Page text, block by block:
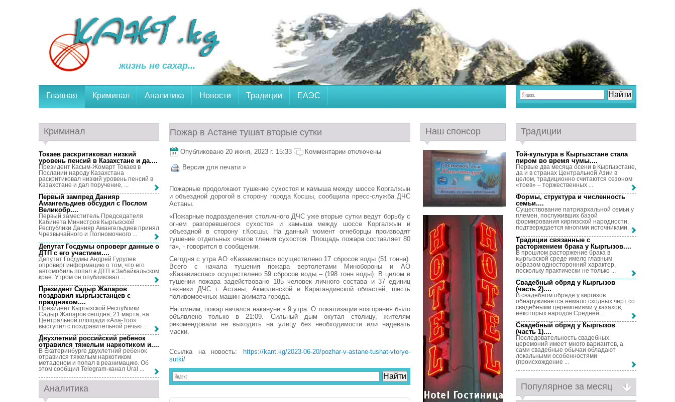
жизнь не сахар...
Главная Криминал Аналитика Новости Традиции ЕАЭС
Пожар в Астане тушат вторые сутки
Опубликовано 20 июня, 2023 г. 15:33 Комментарии отключены
Версия для печати »
Пожарные продолжают тушение сухостоя и камыша между шоссе Коргалжын
и объездной дорогой в сторону города Косшы, сообщила пресс-служба ДЧС
Астаны.
«Пожарные подразделения столичного ДЧС уже вторые сутки ведут борьбу с
огнем разгоревшегося сухостоя и камыша между шоссе Коргалжын и
объездной в сторону г.Косшы. На данный момент огнеборцы производят
тушение отдельных очагов тления сухостоя. Площадь пожара составляет 80
га», - говорится в сообщении.
Сегодня с утра АО «Казавиаспас» осуществлено 17 сбросов воды (51 тонна).
Всего с начала тушения пожара вертолетами Минобороны и АО
«Казавиаспас» осуществлено 59 сбросов воды – (198 тонн воды). В целом в
тушении пожара задействовано 185 человек личного состава и 37 единиц
техники ДЧС г. Астаны, Акмолинской и Карагандинской областей, шесть
поливомоечных машин акимата города.
Напомним, пожар начался накануне в 9 утра. О локализации возгорания было
объявлено только в 21:09. Сильный дым окутал столицу, жителям
рекомендовали не выходить на улицу без необходимости или надевать
маски.
Ссылка на новость:
https://kant.kg/2023-06-20/pozhar-v-astane-tushat-vtorye-
sutki/
Криминал
Токаев раскритиковал низкий
уровень пенсий в Казахстане и да....
Президент Касым-Жомарт Токаев в
Послании народу Казахстана
раскритиковал низкий уровень пенсий в
Казахстане и дал поручение, ...
Первый зампред Данияр
Амангельдиев обсудил с Послом
Великобр....
Первый заместитель Председателя
Кабинета Министров Кыргызской
Республики Данияр Амангельдиев принял
Чрезвычайного и Полномочного ...
Депутат Госдумы опроверг данные о
ДТП с его участием....
Депутат Госдумы Андрей Гурулев
опроверг информацию о том, что его
автомобиль попал в ДТП в Забайкальском
крае. Утром он опубликовал ...
Президент Садыр Жапаров
поздравил кыргызстанцев с
праздником....
Президент Кыргызской Республики
Садыр Жапаров сегодня, 21 марта, на
Центральной площади «Ала-Тоо»
выступил с поздравительной речью ...
Двухлетний российский ребенок
отравился тяжелым наркотиком и....
В Екатеринбурге двухлетний ребенок
отравился тяжелым наркотиком
метадоном и попал в реанимацию. Об
этом сообщил Telegram-канал Ural ...
Аналитика
Наш спонсор Традиции
Той-культура в Кыргызстане стала
пиром во время чумы....
Первые два месяца осени в Кыргызстане,
да и в странах Центральной Азии в
целом, традиционно считаются сезоном
«тоев» – торжественных ...
Формы, структура и численность
семьи....
Существование патриархальной семьи у
племен, послуживших базой
формирования киргизской народности,
подтверждается многими источниками. ...
Традиции связанные с
расторжением брака у Кыргызов....
В прошлом расторжение брака в
кыргызской среде имело главным
образом односторонний характер,
поскольку практически не только ...
Свадебный обряд у Кыргызов
(часть 2)....
В свадебном обряде у киргизов
обнаруживается немало сходных черт со
свадебными церемониями у казахов,
некоторых народов Средней ...
Свадебный обряд у Кыргызов
(часть 1)....
Последовательность свадебных
церемоний имеет много вариантов, а
сами свадебные обычаи обладают
локальными особенностями
(происхождение ...
Популярное за месяц